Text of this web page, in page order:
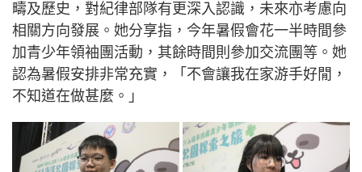
疇及歷史，對紀律部隊有更深入認識，未來亦考慮向
相關方向發展。她分享指，今年暑假會花一半時間參
加青少年領袖團活動，其餘時間則參加交流團等。她
認為暑假安排非常充實，「不會讓我在家游手好閒，
不知道在做甚麼。」